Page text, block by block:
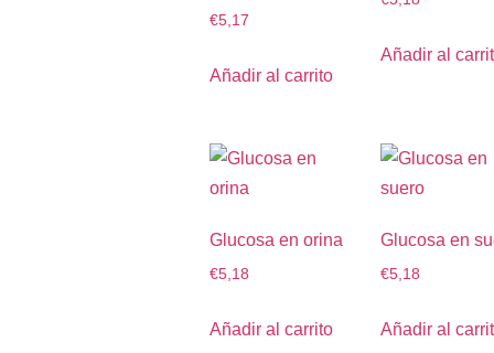
€5,17
Añadir al carrito
Añadir al
Glucosa en orina
€5,18
Añadir al carrito
Glucosa en
€5,18
Añadir al